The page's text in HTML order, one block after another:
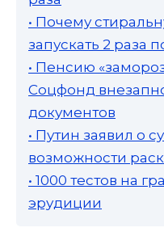
• Почему
запускать 2 раза
• Пенсию
Соцфонд
документов
• Путин заявил о
возможности
• 1000 тестов на
эрудиции